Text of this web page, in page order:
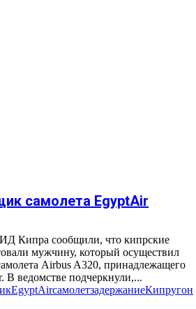
самолета EgyptAir
Кипра сообщили, что кипрские
мужчину, который осуществил
Airbus A320, принадлежащего
В ведомстве подчеркнули,...
EgyptAirсамолетзадержаниеКипругон